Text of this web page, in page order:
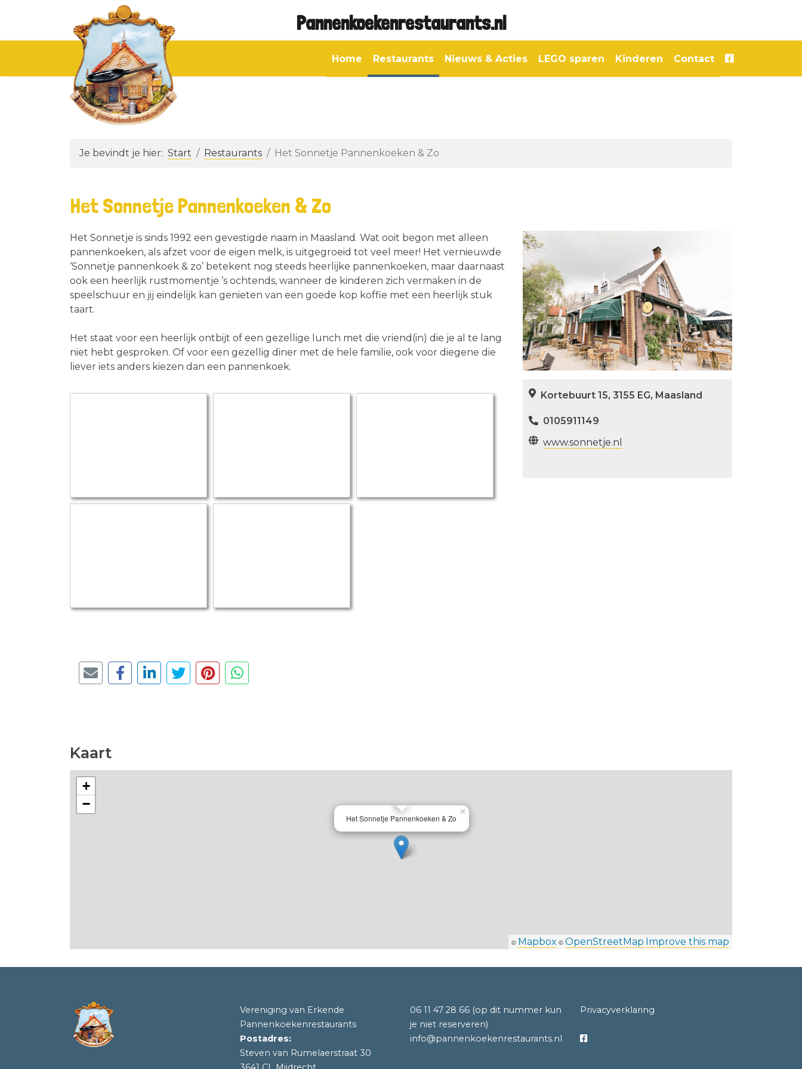
Pannenkoekenrestaurants.nl
Home Restaurants Nieuws & Acties LEGO sparen Kinderen Contact
Je bevindt je hier: Start Restaurants Het Sonnetje Pannenkoeken & Zo
Het Sonnetje Pannenkoeken & Zo
Het Sonnetje is sinds 1992 een gevestigde naam in Maasland. Wat ooit begon met alleen
pannenkoeken, als afzet voor de eigen melk, is uitgegroeid tot veel meer! Het vernieuwde
‘Sonnetje pannenkoek & zo’ betekent nog steeds heerlijke pannenkoeken, maar daarnaast
ook een heerlijk rustmomentje ’s ochtends, wanneer de kinderen zich vermaken in de
speelschuur en jij eindelijk kan genieten van een goede kop koffie met een heerlijk stuk
taart.
Het staat voor een heerlijk ontbijt of een gezellige lunch met die vriend(in) die je al te lang
niet hebt gesproken. Of voor een gezellig diner met de hele familie, ook voor diegene die
liever iets anders kiezen dan een pannenkoek.
Kortebuurt 15, 3155 EG, Maasland
0105911149
www.sonnetje.nl
Kaart
Het Sonnetje Pannenkoeken & Zo
×
+
−
© Mapbox ©OpenStreetMap Improve this map
Vereniging van Erkende
Pannenkoekenrestaurants
Postadres:
Steven van Rumelaerstraat 30
06 11 47 28 66 (op dit nummer kun
je niet reserveren)
info@pannenkoekenrestaurants.nl
Privacyverklaring